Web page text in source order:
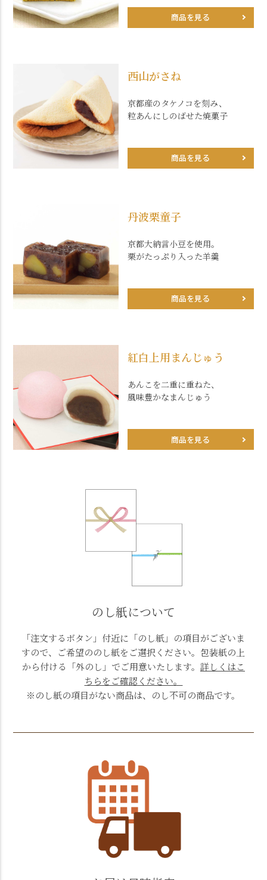
商品を見る
西山がさね
京都産のタケノコを刻み、
粒あんにしのばせた焼菓子
商品を見る
丹波栗童子
京都大納言小豆を使用。
栗がたっぷり入った羊羹
商品を見る
紅白上用まんじゅう
あんこを二重に重ねた、
風味豊かなまんじゅう
商品を見る
のし紙について
「注文するボタン」付近に「のし紙」の項目がございま
すので、ご希望ののし紙をご選択ください。包装紙の上
から付ける「外のし」でご用意いたします。 詳しくはこ
ちらをご確認ください。
※のし紙の項目がない商品は、のし不可の商品です。